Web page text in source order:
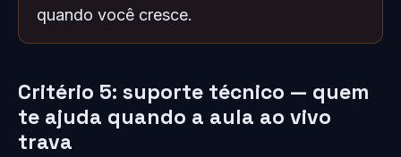
quando você cresce.
Critério 5: suporte técnico — quem
te ajuda quando a aula ao vivo
trava